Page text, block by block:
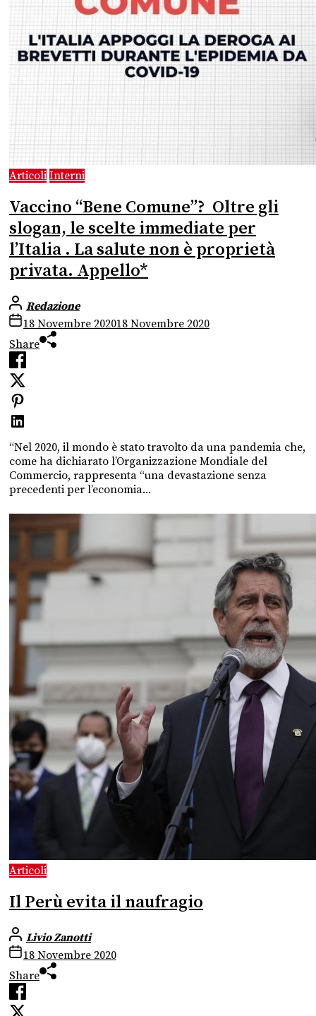
Articoli Interni
Vaccino “Bene Comune”? Oltre gli
slogan, le scelte immediate per
l’Italia . La salute non è proprietà
privata. Appello*
Redazione
18 Novembre 202018 Novembre 2020
Share
“Nel 2020, il mondo è stato travolto da una pandemia che,
come ha dichiarato l’Organizzazione Mondiale del
Commercio, rappresenta “una devastazione senza
precedenti per l’economia...
Articoli
Il Perù evita il naufragio
Livio Zanotti
18 Novembre 2020
Share